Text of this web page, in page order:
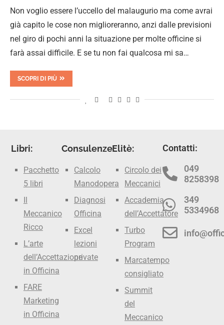
Non voglio essere l’uccello del malaugurio ma come avrai
già capito le cose non miglioreranno, anzi dalle previsioni
nel giro di pochi anni la situazione per molte officine si
farà assai difficile. E se tu non fai qualcosa mi sa…
SCOPRI DI PIÙ
Libri:
Pacchetto
5 libri
Meccanico
Ricco
L’arte
dell’Accettazione
in Officina
FARE
Marketing
in Officina
Consulenze:
Calcolo
Manodopera
Diagnosi
Officina
Excel
lezioni
private
Elitè:
Circolo dei
Meccanici
Accademia
dell’Accettatore
Turbo
Program
Marcatempo
consigliato
Summit
del
Meccanico
Contatti:
049
8258398
349
5334968